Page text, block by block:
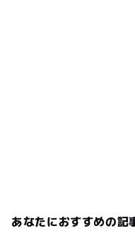
あなたにおすすめの記